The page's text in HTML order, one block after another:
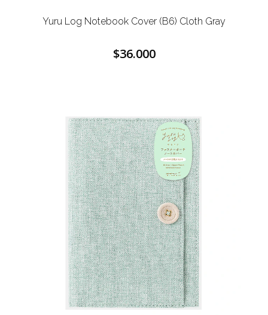
Yuru Log Notebook Cover (B6) Cloth Gray
$36.000